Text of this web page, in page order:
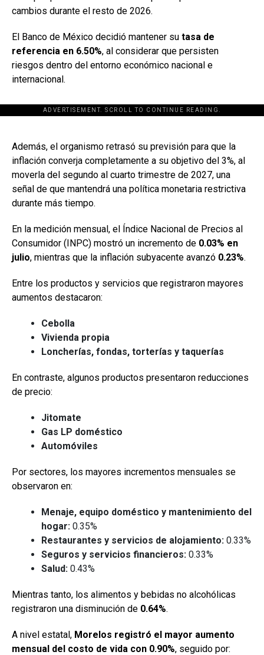
cambios durante el resto de 2026.
El Banco de México decidió mantener su tasa de
referencia en 6.50%, al considerar que persisten
riesgos dentro del entorno económico nacional e
internacional.
ADVERTISEMENT. SCROLL TO CONTINUE READING.
[adsforwp id="243463"]
Además, el organismo retrasó su previsión para que la
inflación converja completamente a su objetivo del 3%, al
moverla del segundo al cuarto trimestre de 2027, una
señal de que mantendrá una política monetaria restrictiva
durante más tiempo.
En la medición mensual, el Índice Nacional de Precios al
Consumidor (INPC) mostró un incremento de 0.03% en
julio, mientras que la inflación subyacente avanzó 0.23%.
Entre los productos y servicios que registraron mayores
aumentos destacaron:
Cebolla
Vivienda propia
Loncherías, fondas, torterías y taquerías
En contraste, algunos productos presentaron reducciones
de precio:
Jitomate
Gas LP doméstico
Automóviles
Por sectores, los mayores incrementos mensuales se
observaron en:
Menaje, equipo doméstico y mantenimiento del
hogar: 0.35%
Restaurantes y servicios de alojamiento: 0.33%
Seguros y servicios financieros: 0.33%
Salud: 0.43%
Mientras tanto, los alimentos y bebidas no alcohólicas
registraron una disminución de 0.64%.
A nivel estatal, Morelos registró el mayor aumento
mensual del costo de vida con 0.90%, seguido por: